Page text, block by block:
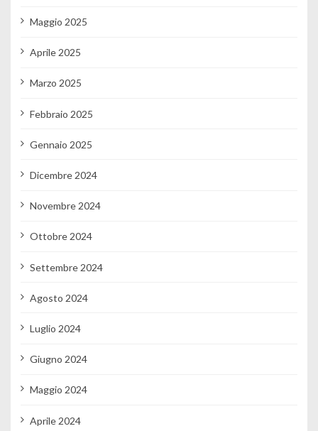
Maggio 2025
Aprile 2025
Marzo 2025
Febbraio 2025
Gennaio 2025
Dicembre 2024
Novembre 2024
Ottobre 2024
Settembre 2024
Agosto 2024
Luglio 2024
Giugno 2024
Maggio 2024
Aprile 2024